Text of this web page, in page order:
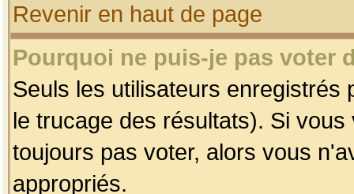
Revenir en haut de page
Pourquoi ne puis-je pas voter
Seuls les utilisateurs enregistrés
le trucage des résultats). Si
toujours pas voter, alors vous
appropriés.